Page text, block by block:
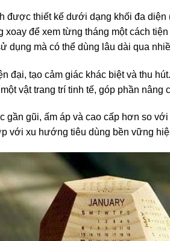
được thiết kế dưới dạng khối đa
xoay để xem từng tháng một cách
dụng mà có thể dùng lâu dài qua
đại, tạo cảm giác khác biệt và thu
vật trang trí tinh tế, góp phần nâng
gần gũi, ấm áp và cao cấp hơn so
với xu hướng tiêu dùng bền vững